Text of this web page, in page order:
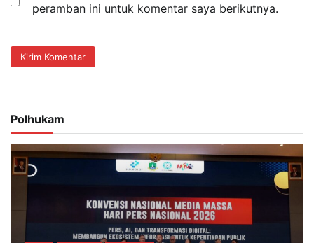
peramban ini untuk komentar saya berikutnya.
Polhukam